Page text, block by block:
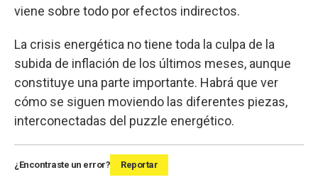
viene sobre todo por efectos indirectos.
La crisis energética no tiene toda la culpa de la
subida de inflación de los últimos meses, aunque
constituye una parte importante. Habrá que ver
cómo se siguen moviendo las diferentes piezas,
interconectadas del puzzle energético.
¿Encontraste un error? Reportar